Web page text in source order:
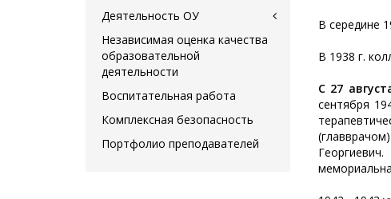
В середине
В 1938 г.
С 27
сентября
Деятельность ОУ
Независимая оценка качества
образовательной
деятельности
Воспитательная работа
Комплексная безопасность
Портфолио преподавателей